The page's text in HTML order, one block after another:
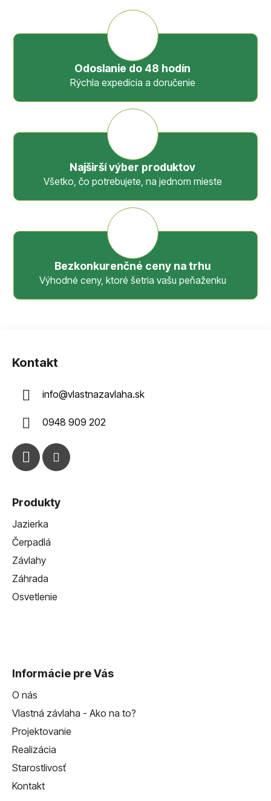
Odoslanie do 48 hodín
Rýchla expedícia a doručenie
Najširší výber produktov
Všetko, čo potrebujete, na jednom mieste
Bezkonkurenčné ceny na trhu
Výhodné ceny, ktoré šetria vašu peňaženku
Kontakt
info@vlastnazavlaha.sk
0948 909 202
Produkty
Jazierka
Čerpadlá
Závlahy
Záhrada
Osvetlenie
Informácie pre Vás
O nás
Vlastná závlaha - Ako na to?
Projektovanie
Realizácia
Starostlivosť
Kontakt